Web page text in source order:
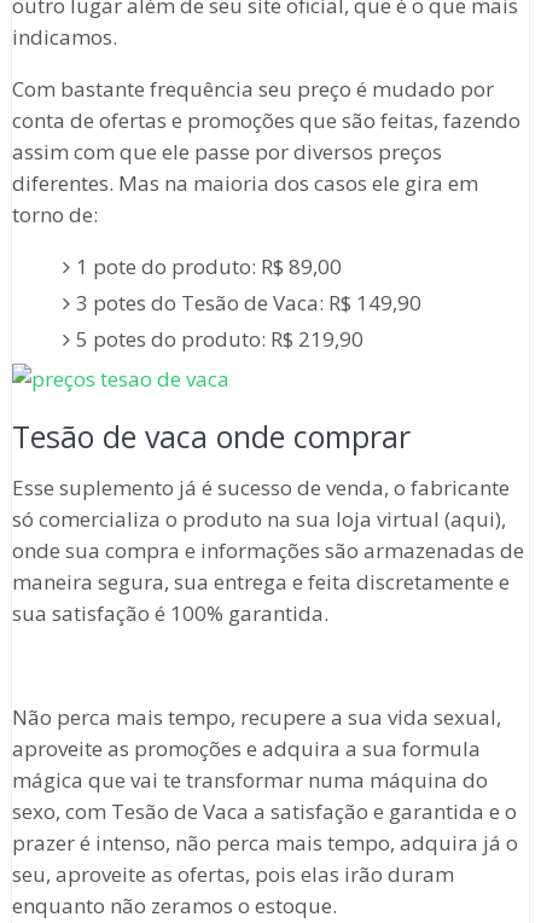
indicamos.
Com bastante frequência seu preço é mudado por
conta de ofertas e promoções que são feitas, fazendo
assim com que ele passe por diversos preços
diferentes. Mas na maioria dos casos ele gira em
torno de:
1 pote do produto: R$ 89,00
3 potes do Tesão de Vaca: R$ 149,90
5 potes do produto: R$ 219,90
Tesão de vaca onde comprar
Esse suplemento já é sucesso de venda, o fabricante
só comercializa o produto na sua loja virtual (aqui),
onde sua compra e informações são armazenadas de
maneira segura, sua entrega e feita discretamente e
sua satisfação é 100% garantida.
Não perca mais tempo, recupere a sua vida sexual,
aproveite as promoções e adquira a sua formula
mágica que vai te transformar numa máquina do
sexo, com Tesão de Vaca a satisfação e garantida e o
prazer é intenso, não perca mais tempo, adquira já o
seu, aproveite as ofertas, pois elas irão duram
enquanto não zeramos o estoque.